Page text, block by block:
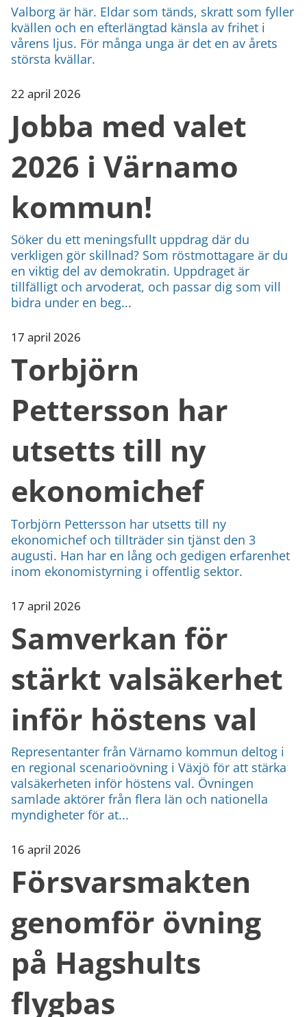
Valborg är här. Eldar som tänds, skratt som fyller
kvällen och en efterlängtad känsla av frihet i
vårens ljus. För många unga är det en av årets
största kvällar.
22 april 2026
Jobba med valet
2026 i Värnamo
kommun!
Söker du ett meningsfullt uppdrag där du
verkligen gör skillnad? Som röstmottagare är du
en viktig del av demokratin. Uppdraget är
tillfälligt och arvoderat, och passar dig som vill
bidra under en beg...
17 april 2026
Torbjörn
Pettersson har
utsetts till ny
ekonomichef
Torbjörn Pettersson har utsetts till ny
ekonomichef och tillträder sin tjänst den 3
augusti. Han har en lång och gedigen erfarenhet
inom ekonomistyrning i offentlig sektor.
17 april 2026
Samverkan för
stärkt valsäkerhet
inför höstens val
Representanter från Värnamo kommun deltog i
en regional scenarioövning i Växjö för att stärka
valsäkerheten inför höstens val. Övningen
samlade aktörer från flera län och nationella
myndigheter för at...
16 april 2026
Försvarsmakten
genomför övning
på Hagshults
flygbas